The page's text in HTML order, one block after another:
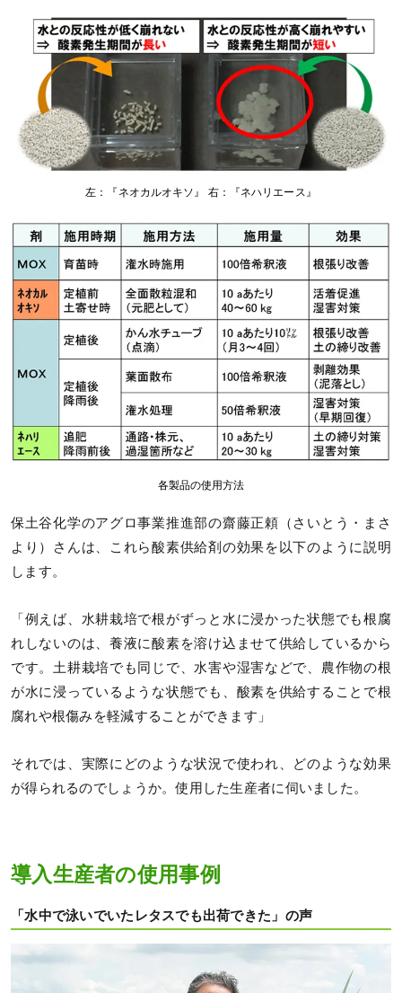
左：『ネオカルオキソ』 右：『ネハリエース』
各製品の使用方法
保土谷化学のアグロ事業推進部の齋藤正頼（さいとう・まさ
より）さんは、これら酸素供給剤の効果を以下のように説明
します。
「例えば、水耕栽培で根がずっと水に浸かった状態でも根腐
れしないのは、養液に酸素を溶け込ませて供給しているから
です。土耕栽培でも同じで、水害や湿害などで、農作物の根
が水に浸っているような状態でも、酸素を供給することで根
腐れや根傷みを軽減することができます」
それでは、実際にどのような状況で使われ、どのような効果
が得られるのでしょうか。使用した生産者に伺いました。
導入生産者の使用事例
「水中で泳いでいたレタスでも出荷できた」の声